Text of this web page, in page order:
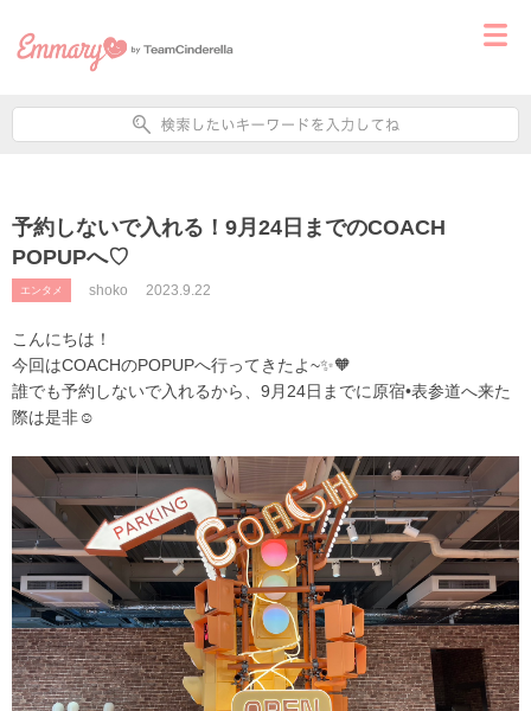
予約しないで入れる！9月24日までのCOACH
POPUPへ♡
エンタメ shoko 2023.9.22
こんにちは！
今回はCOACHのPOPUPへ行ってきたよ~✨🧡
誰でも予約しないで入れるから、9月24日までに原宿•表参道へ来た
際は是非☺